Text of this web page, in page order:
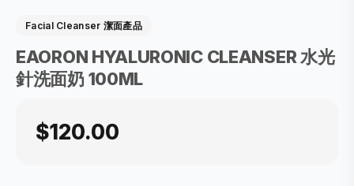
Facial Cleanser 潔面產品
EAORON HYALURONIC CLEANSER 水光
針洗面奶 100ML
$120.00